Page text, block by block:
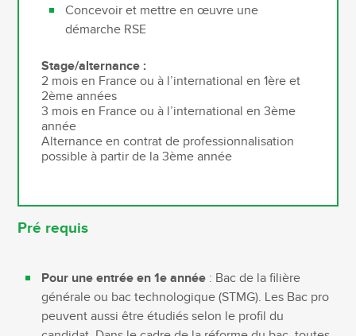
Concevoir et mettre en œuvre une
démarche RSE
Stage/alternance :
2 mois en France ou à l’international en 1ère et
2ème années
3 mois en France ou à l’international en 3ème
année
Alternance en contrat de professionnalisation
possible à partir de la 3ème année
Pré requis
Pour une entrée en 1e année : Bac de la filière
générale ou bac technologique (STMG). Les Bac pro
peuvent aussi être étudiés selon le profil du